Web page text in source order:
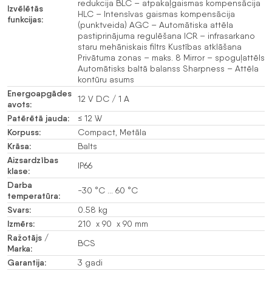
Izvēlētās
funkcijas:
redukcija BLC – atpakaļgaismas kompensācija
HLC – Intensīvas gaismas kompensācija
(punktveida) AGC – Automātiska attēla
pastiprinājuma regulēšana ICR – infrasarkano
staru mehāniskais filtrs Kustības atklāšana
Privātuma zonas – maks. 8 Mirror – spoguļattēls
Automātisks baltā balanss Sharpness – Attēla
kontūru asums
Energoapgādes
avots:
12 V DC / 1 A
Patērētā jauda: ≤ 12 W
Korpuss: Compact, Metāla
Krāsa: Balts
Aizsardzības
klase:
IP66
Darba
temperatūra:
-30 °C … 60 °C
Svars: 0.58 kg
Izmērs: 210 x 90 x 90 mm
Ražotājs /
Marka:
BCS
Garantija: 3 gadi